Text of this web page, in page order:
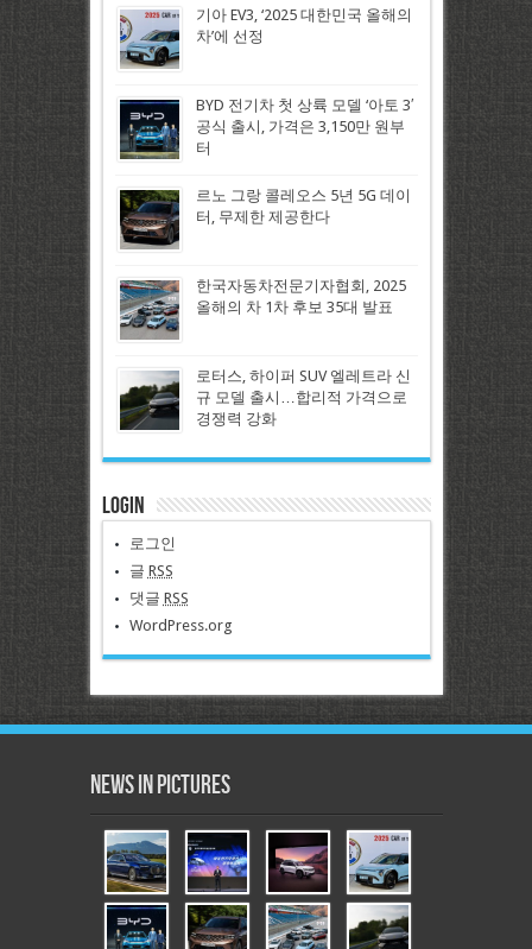
기아 EV3, ‘2025 대한민국 올해의
차’에 선정
BYD 전기차 첫 상륙 모델 ‘아토 3′
공식 출시, 가격은 3,150만 원부
터
르노 그랑 콜레오스 5년 5G 데이
터, 무제한 제공한다
한국자동차전문기자협회, 2025
올해의 차 1차 후보 35대 발표
로터스, 하이퍼 SUV 엘레트라 신
규 모델 출시…합리적 가격으로
경쟁력 강화
Login
로그인
글 RSS
댓글 RSS
WordPress.org
News in Pictures